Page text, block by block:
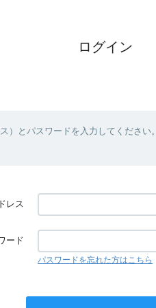
ログイン
）とパスワードを入力してください。
レス
ード
パスワードを忘れた方はこちら